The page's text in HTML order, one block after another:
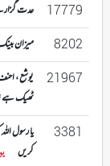
17779 عدت
8202 میزان
21967
یوشع ،
ٹھیک ہے ؟
3381
یا رسول
کریں